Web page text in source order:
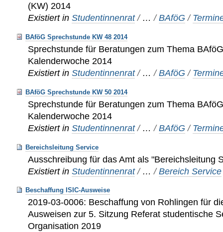
(KW) 2014
Existiert in Studentinnenrat / …/BAföG /
BAföG Sprechstunde KW 48 2014
Sprechstunde für Beratungen zum Thema
Kalenderwoche 2014
Existiert in Studentinnenrat / …/BAföG /
BAföG Sprechstunde KW 50 2014
Sprechstunde für Beratungen zum Thema
Kalenderwoche 2014
Existiert in Studentinnenrat / …/BAföG /
Bereichsleitung Service
Ausschreibung für das Amt als "Bereichsleitung
Existiert in Studentinnenrat / …/Bereich Service
Beschaffung ISIC-Ausweise
2019-03-0006: Beschaffung von Rohlingen für
Ausweisen zur 5. Sitzung Referat studentische
Organisation 2019